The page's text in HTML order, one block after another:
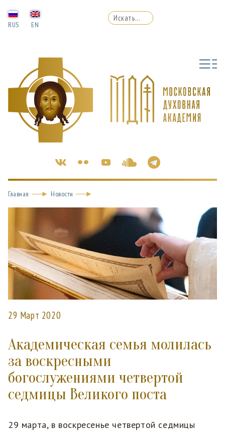
RUS EN
Главная Новости
29 Март 2020
Академическая семья молилась
за воскресными
богослужениями четвертой
седмицы Великого поста
29 марта, в воскресенье четвертой седмицы